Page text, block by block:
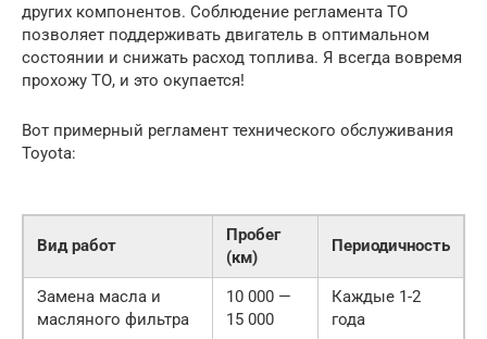
других компонентов. Соблюдение регламента ТО
позволяет поддерживать двигатель в оптимальном
состоянии и снижать расход топлива. Я всегда вовремя
прохожу ТО, и это окупается!
Вот примерный регламент технического обслуживания
Toyota:
Вид работ
Пробег
(км)
Периодичность
Замена масла и
масляного фильтра
10 000 —
15 000
Каждые 1-2
года